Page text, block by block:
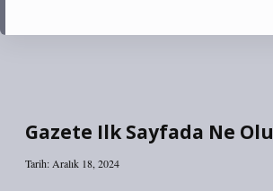
Gazete Ilk Sayfada Ne
Tarih: Aralık 18, 2024